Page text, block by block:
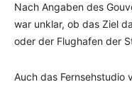
Nach Angaben des
war unklar, ob das Ziel
oder der Flughafen der
Auch das Fernsehstudio